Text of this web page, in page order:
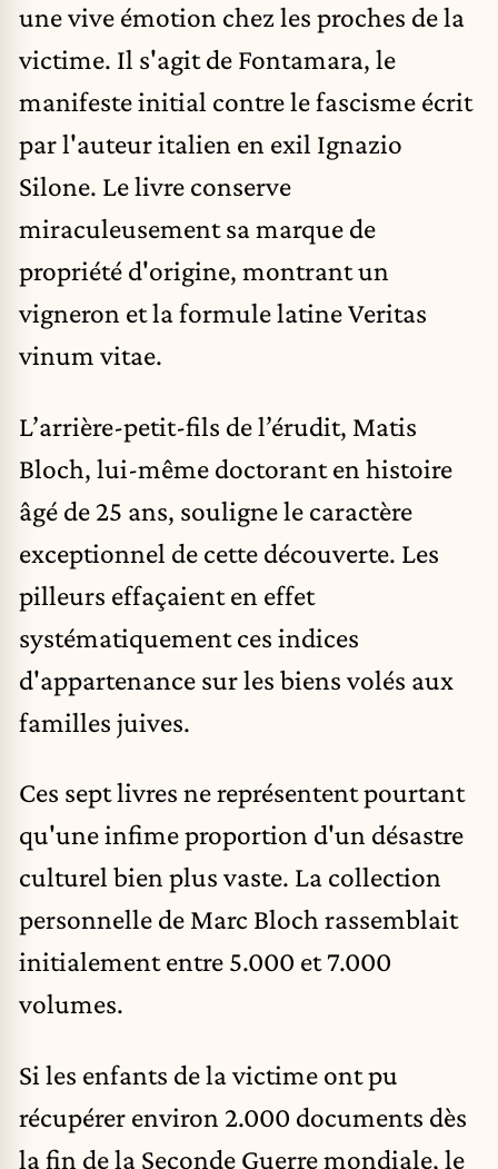
une vive émotion chez les proches de la
victime. Il s'agit de Fontamara, le
manifeste initial contre le fascisme écrit
par l'auteur italien en exil Ignazio
Silone. Le livre conserve
miraculeusement sa marque de
propriété d'origine, montrant un
vigneron et la formule latine Veritas
vinum vitae.
L’arrière-petit-fils de l’érudit, Matis
Bloch, lui-même doctorant en histoire
âgé de 25 ans, souligne le caractère
exceptionnel de cette découverte. Les
pilleurs effaçaient en effet
systématiquement ces indices
d'appartenance sur les biens volés aux
familles juives.
Ces sept livres ne représentent pourtant
qu'une infime proportion d'un désastre
culturel bien plus vaste. La collection
personnelle de Marc Bloch rassemblait
initialement entre 5.000 et 7.000
volumes.
Si les enfants de la victime ont pu
récupérer environ 2.000 documents dès
la fin de la Seconde Guerre mondiale, le